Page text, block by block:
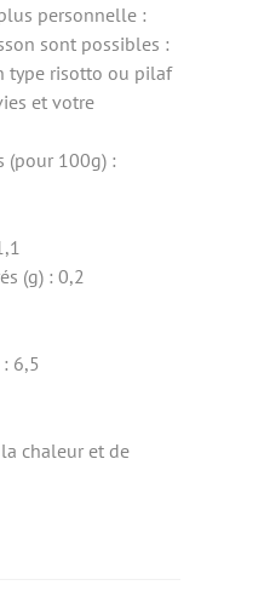
personnelle :
sont possibles :
type risotto ou pilaf
et votre
(pour 100g) :
(g) : 0,2
6,5
la chaleur et de